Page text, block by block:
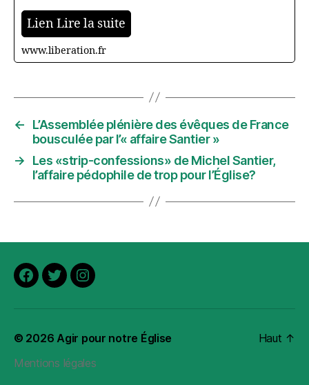
Lien Lire la suite
www.liberation.fr
←
L’Assemblée plénière des évêques de France
bousculée par l’« affaire Santier »
→
Les «strip-confessions» de Michel Santier,
l’affaire pédophile de trop pour l’Église?
Facebook
TwitterInstagram
© 2026 Agir pour notre Église
Mentions légales
Haut ↑